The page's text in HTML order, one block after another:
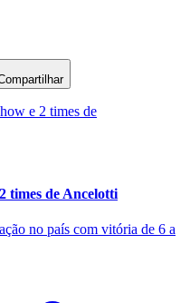
times de Ancelotti
no país com vitória de 6 a